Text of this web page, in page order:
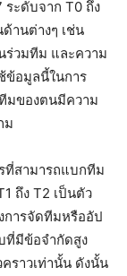
ระดับจาก T0 ถึง
านต่างๆ เช่น
ร่วมทีม และความ
ข้อมูลนี้ในการ
มของตนมีความ
ม
ที่สามารถแบกทีม
ถึง T2 เป็นตัว
การจัดทีมหรืออัป
ที่มีข้อจำกัดสูง
ราวเท่านั้น ดังนั้น